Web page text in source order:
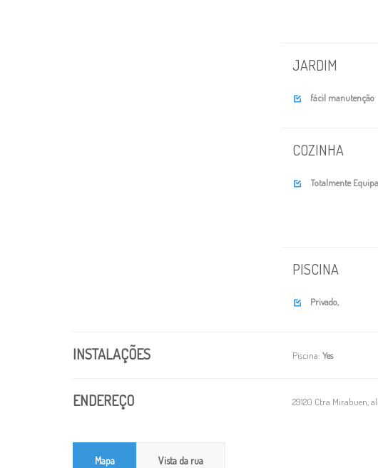
JARDIM
 fácil manutenção
COZINHA
 Totalmente
PISCINA
 Privado,
INSTALAÇÕES Piscina: Yes
ENDEREÇO 29120 Ctra Mirabuen,
Mapa Vista da rua